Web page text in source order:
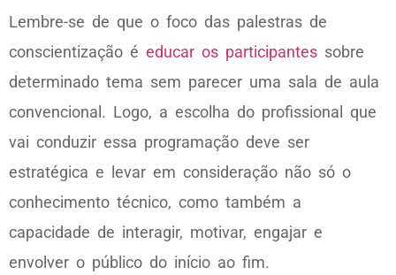
Lembre-se de que o foco das palestras de
conscientização é educar os participantes sobre
determinado tema sem parecer uma sala de aula
convencional. Logo, a escolha do profissional que
vai conduzir essa programação deve ser
estratégica e levar em consideração não só o
conhecimento técnico, como também a
capacidade de interagir, motivar, engajar e
envolver o público do início ao fim.